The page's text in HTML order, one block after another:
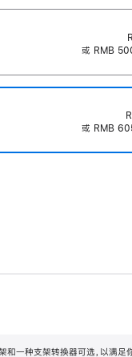
或 RMB
或 RMB
一种支架转换器可选，以满足